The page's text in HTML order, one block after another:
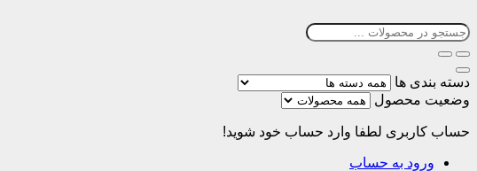
دسته بندی ها
وضعیت محصول
حساب کاربری لطفا وارد حساب خود شوید!
ورود به حساب